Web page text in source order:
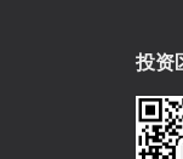
投资